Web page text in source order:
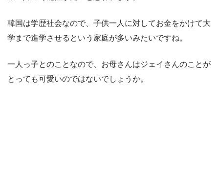
韓国は学歴社会なので、子供一人に対してお金をかけて大
学まで進学させるという家庭が多いみたいですね。
一人っ子とのことなので、お母さんはジェイさんのことが
とっても可愛いのではないでしょうか。